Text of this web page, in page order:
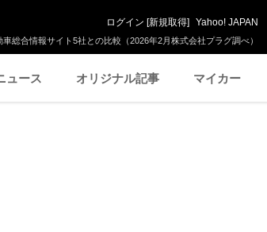
総合情報サイト5社との比較（2026年2月株式会社プラグ調べ）
ログイン [新規取得] Yahoo! JAPAN
ュース オリジナル記事 マイカー